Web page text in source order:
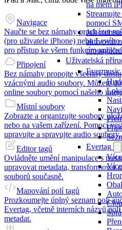
na mém
pomocí
Jak
aktivovat
Uživatelská
Evermusic
Evertag
Navigace
Naučte se bez námahy procházet
(pro uživatele iPhone) nebo
pro přístup ke všem funkcím
Připojení
Bez námahy propojte všechny
vzácnými audio soubory. Můžete
online soubory pomocí našeho
Místní soubory
Zobrazte a organizujte soubory
nebo na vašem zařízení. Pomocí
upravujte a spravujte audio soubory.
Editor tagů
Ovládněte umění manipulace s
upravovat metadata, transformovat
souborů současně.
Mapování polí tagů
Prozkoumejte úplný seznam polí
Evertag, včetně interních názvů
metadat.